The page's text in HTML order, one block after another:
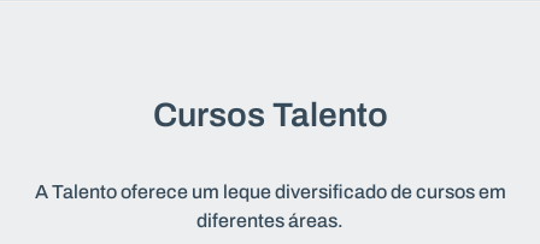
Cursos Talento
A Talento oferece um leque diversificado de cursos em
diferentes áreas.